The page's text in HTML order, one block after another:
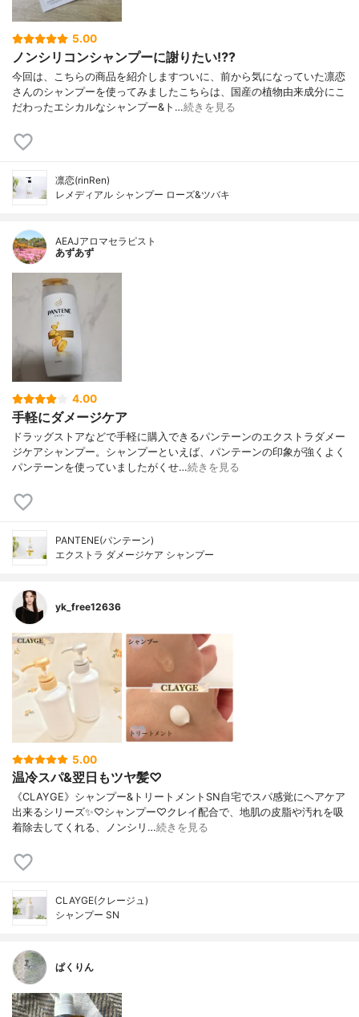
5.00
ノンシリコンシャンプーに謝りたい⁉️?
今回は、こちらの商品を紹介しますついに、前から気になっていた凛恋
さんのシャンプーを使ってみましたこちらは、国産の植物由来成分にこ
だわったエシカルなシャンプー&ト…続きを見る
凛恋(rinRen)
レメディアル シャンプー ローズ&ツバキ
AEAJアロマセラピスト
あずあず
4.00
手軽にダメージケア
ドラッグストアなどで手軽に購入できるパンテーンのエクストラダメー
ジケアシャンプー。シャンプーといえば、パンテーンの印象が強くよく
パンテーンを使っていましたがくせ…続きを見る
PANTENE(パンテーン)
エクストラ ダメージケア シャンプー
yk_free12636
5.00
温冷スパ&翌日もツヤ髪♡
《CLAYGE》シャンプー&トリートメントSN自宅でスパ感覚にヘアケア
出来るシリーズ✨♡シャンプー♡クレイ配合で、地肌の皮脂や汚れを吸
着除去してくれる、ノンシリ…続きを見る
CLAYGE(クレージュ)
シャンプー SN
ぱくりん